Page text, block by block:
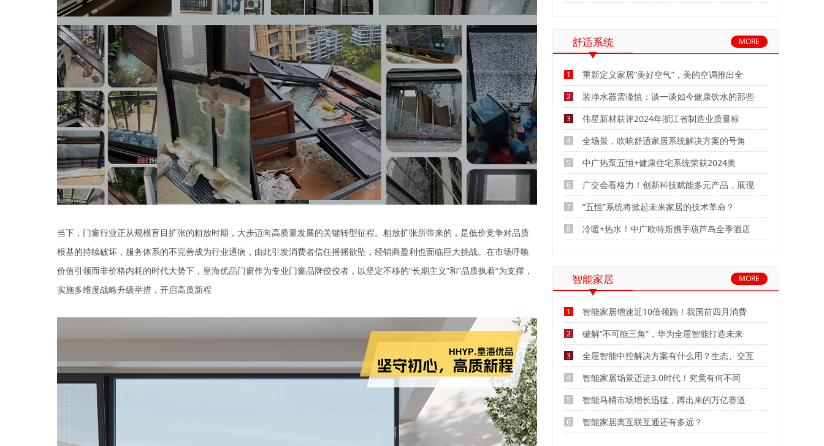
当下，门窗行业正从规模盲目扩张的粗放时期，大步迈向高质量发展的关键转型征程。粗放扩张所带来的，是低价竞争对品质
根基的持续破坏，服务体系的不完善成为行业通病，由此引发消费者信任摇摇欲坠，经销商盈利也面临巨大挑战。在市场呼唤
价值引领而非价格内耗的时代大势下，皇海优品门窗作为专业门窗品牌佼佼者，以坚定不移的“长期主义”和“品质执着”为支撑，
实施多维度战略升级举措，开启高质新程
舒适系统 MORE
1 重新定义家居“美好空气”，美的空调推出全
2 装净水器需谨慎：谈一谈如今健康饮水的那些
3 伟星新材获评2024年浙江省制造业质量标
4 全场景，吹响舒适家居系统解决方案的号角
5 中广热泵五恒+健康住宅系统荣获2024美
6 广交会看格力！创新科技赋能多元产品，展现
7 “五恒”系统将掀起未来家居的技术革命？
8 冷暖+热水！中广欧特斯携手葫芦岛全季酒店
智能家居 MORE
1 智能家居增速近10倍领跑！我国前四月消费
2 破解“不可能三角”，华为全屋智能打造未来
3 全屋智能中控解决方案有什么用？生态、交互
4 智能家居场景迈进3.0时代！究竟有何不同
5 智能马桶市场增长迅猛，蹲出来的万亿赛道
6 智能家居离互联互通还有多远？